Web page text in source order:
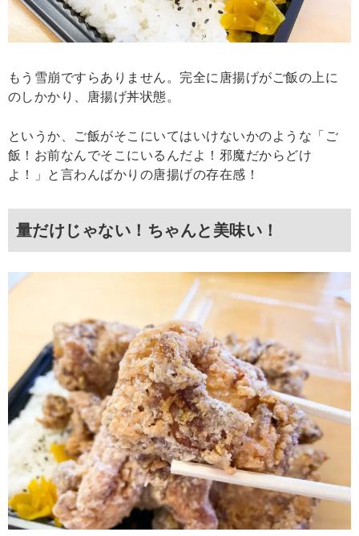
もう雪崩ですらありません。完全に唐揚げがご飯の上に
のしかかり、唐揚げ丼状態。
というか、ご飯がそこにいてはいけないかのような「ご
飯！お前なんでそこにいるんだよ！邪魔だからどけ
よ！」と言わんばかりの唐揚げの存在感！
量だけじゃない！ちゃんと美味い！